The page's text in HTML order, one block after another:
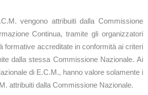
vengono attribuiti dalla Commissione
Continua, tramite gli organizzatori
formative accreditate in conformità ai criteri
dalla stessa Commissione Nazionale. Ai
di E.C.M., hanno valore solamente i
attribuiti dalla Commissione Nazionale.